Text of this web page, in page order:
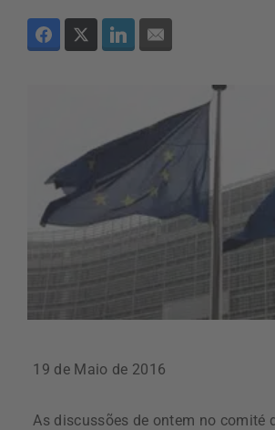
19 de Maio de 2016
As discussões de ontem no comité